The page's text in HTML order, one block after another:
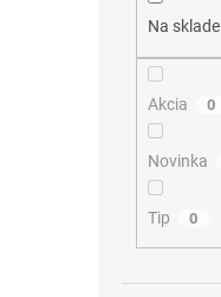
Na sklade
Akcia 0
Novinka
Tip 0